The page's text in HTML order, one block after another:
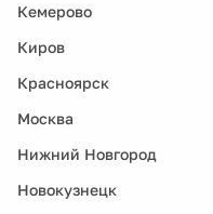
Кемерово
Киров
Красноярск
Москва
Нижний Новгород
Новокузнецк